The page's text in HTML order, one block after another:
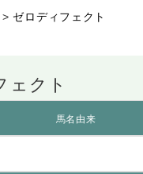
> ゼロディフェクト
ェクト
馬名由来